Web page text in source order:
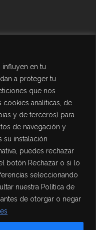
influyen en tu
a proteger tu
que nos
cookies analíticas, de
y de terceros) para
de navegación y
su instalación
puedes rechazar
botón Rechazar o si lo
seleccionando
nuestra Política de
de otorgar o negar